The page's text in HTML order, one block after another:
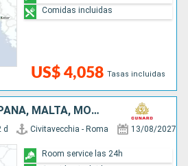
US$ 4,058 Tasas incluidas
Comidas incluidas
ITALIA, FRANCIA, ESPAÑA, MALTA, MONTENEGRO, CROACIA, GRECIA
d Civitavecchia - Roma 13/08/2027
Room service las 24h